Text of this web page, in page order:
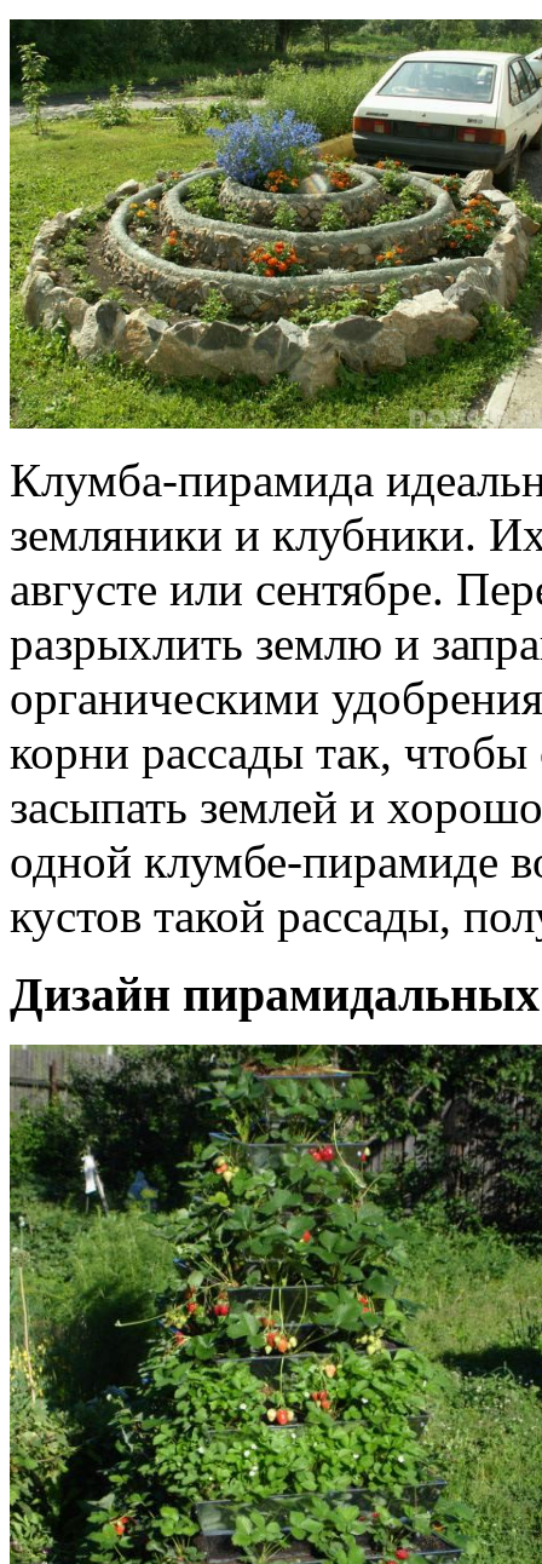
Клумба-пирамида
земляники и клубники.
августе или сентябре.
разрыхлить землю и
органическими
корни рассады так, чтобы
засыпать землей и
одной клумбе-пирамиде
кустов такой рассады,
Дизайн